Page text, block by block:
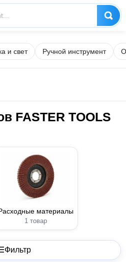
и свет Ручной инструмент
FASTER TOOLS
материалы
1 товар
Фильтр